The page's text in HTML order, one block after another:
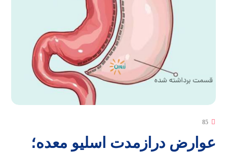
85
عوارض درازمدت اسلیو معده؛